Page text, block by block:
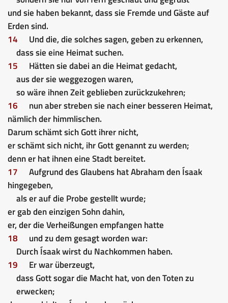
und sie haben bekannt, dass sie Fremde und Gäste auf
Erden sind.
14
Und die, die solches sagen, geben zu erkennen,
dass sie eine Heimat suchen.
15
Hätten sie dabei an die Heimat gedacht,
aus der sie weggezogen waren,
so wäre ihnen Zeit geblieben zurückzukehren;
16
nun aber streben sie nach einer besseren Heimat,
nämlich der himmlischen.
Darum schämt sich Gott ihrer nicht,
er schämt sich nicht, ihr Gott genannt zu werden;
denn er hat ihnen eine Stadt bereitet.
17
Aufgrund des Glaubens hat Abraham den Ísaak
hingegeben,
als er auf die Probe gestellt wurde;
er gab den einzigen Sohn dahin,
er, der die Verheißungen empfangen hatte
18
und zu dem gesagt worden war:
Durch Ísaak wirst du Nachkommen haben.
19
Er war überzeugt,
dass Gott sogar die Macht hat, von den Toten zu
erwecken;